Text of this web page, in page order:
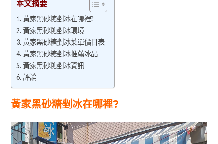
本文摘要
黃家黑砂糖剉冰在哪裡?
黃家黑砂糖剉冰環境
黃家黑砂糖剉冰菜單價目表
黃家黑砂糖剉冰推薦冰品
黃家黑砂糖剉冰資訊
評論
黃家黑砂糖剉冰在哪裡?